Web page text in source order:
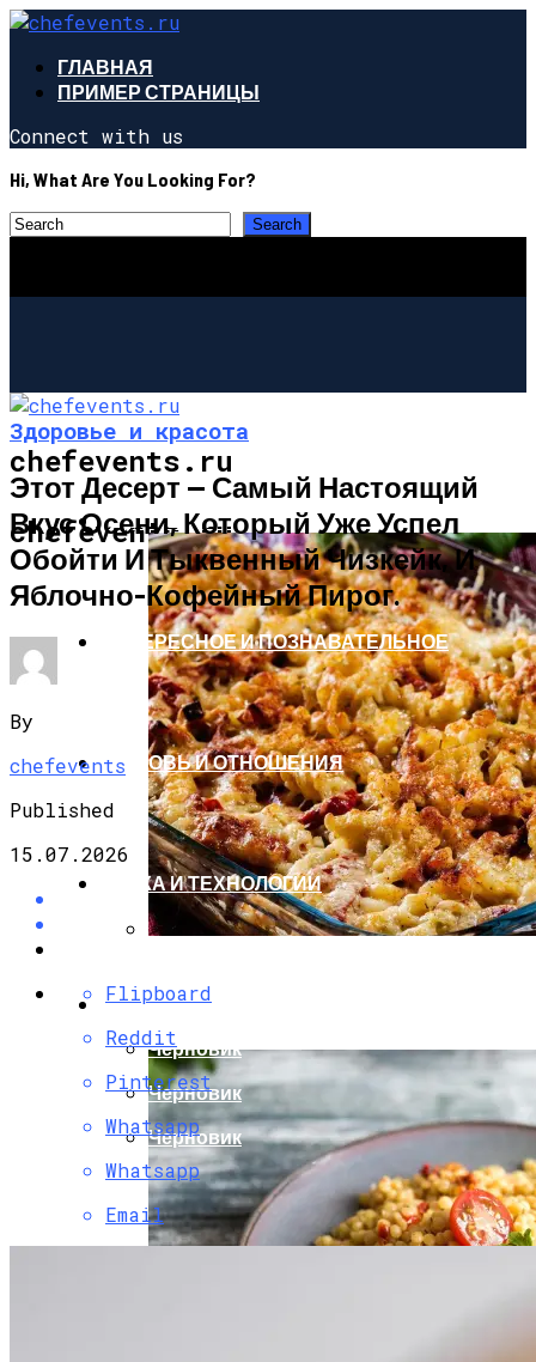
ГЛАВНАЯ
ПРИМЕР СТРАНИЦЫ
Connect with us
Hi, What Are You Looking For?
chefevents.ru
chefevents.ru
ЗДОРОВЬЕ И КРАСОТА
Запеканки, Которая Понравится Вашим
ИНТЕРЕСНОЕ И ПОЗНАВАТЕЛЬНОЕ
ЛЮБОВЬ И ОТНОШЕНИЯ
НАУКА И ТЕХНОЛОГИИ
НОВОСТИ
Черновик
Черновик
Черновик
Здоровье и красота
Этот Десерт — Самый Настоящий
Вкус Осени, Который Уже Успел
Обойти И Тыквенный Чизкейк, И
Яблочно-Кофейный Пирог.
By
chefevents
Published
15.07.2026
Flipboard
Reddit
Pinterest
Whatsapp
Whatsapp
Email